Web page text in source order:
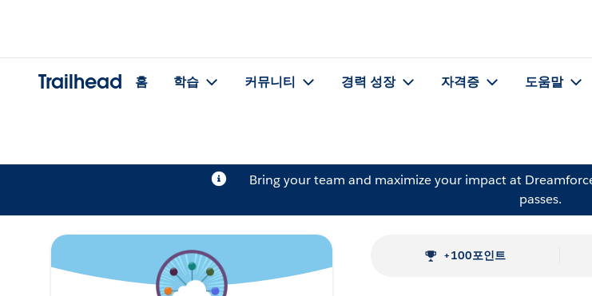
Trailhead 홈 학습 커뮤니티 경력 성장 자격증 도움말
Bring your team and maximize your impact at
passes.
+100포인트